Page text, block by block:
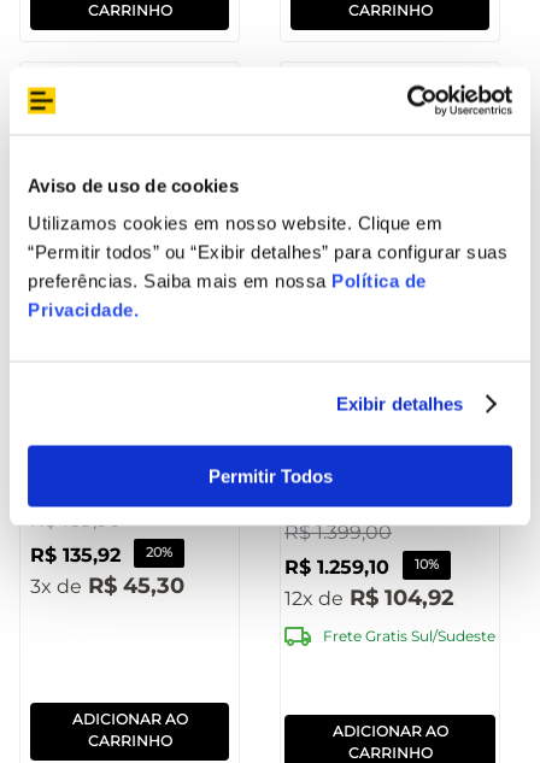
Aviso de uso de cookies
Utilizamos cookies em nosso website. Clique em
“Permitir todos” ou “Exibir detalhes” para configurar suas
preferências. Saiba mais em nossa Política de
Privacidade.
Exibir detalhes
Permitir Todos
CARRINHO
CARRINHO
Remanufaturado
[Reembalado]
R$ 135,92 20%
3 R$ 45,30
ADICIONAR AO
CARRINHO
Remanufaturado
Caixa de Som
água 3 100W
Pulse - SP620OUT
[Reembalado]
R$ 1.399,00
R$ 1.259,10 10%
12 R$ 104,92
Frete Gratis Sul/Sudeste
ADICIONAR AO
CARRINHO